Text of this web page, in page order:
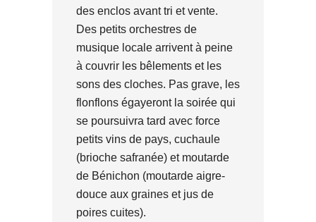
des enclos avant tri et vente.
Des petits orchestres de
musique locale arrivent à peine
à couvrir les bêlements et les
sons des cloches. Pas grave, les
flonflons égayeront la soirée qui
se poursuivra tard avec force
petits vins de pays, cuchaule
(brioche safranée) et moutarde
de Bénichon (moutarde aigre-
douce aux graines et jus de
poires cuites).